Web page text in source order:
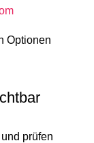
Optionen
prüfen